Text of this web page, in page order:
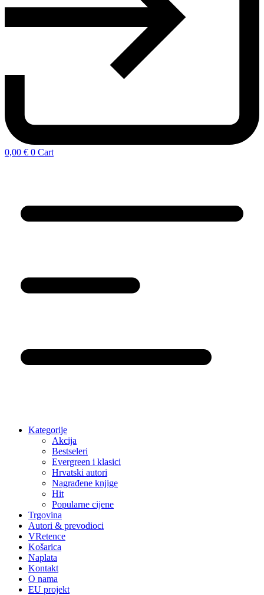
0,00 € 0 Cart
Kategorije
Akcija
Bestseleri
Evergreen i klasici
Hrvatski autori
Nagrađene knjige
Hit
Popularne cijene
Trgovina
Autori & prevodioci
VRetence
Košarica
Naplata
Kontakt
O nama
EU projekt